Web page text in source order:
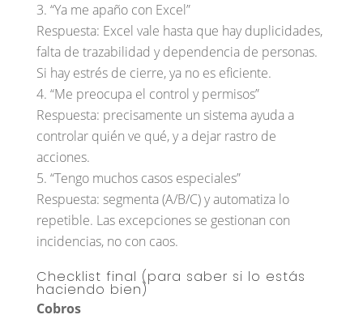
“Ya me apaño con Excel”
Respuesta: Excel vale hasta que hay duplicidades,
falta de trazabilidad y dependencia de personas.
Si hay estrés de cierre, ya no es eficiente.
“Me preocupa el control y permisos”
Respuesta: precisamente un sistema ayuda a
controlar quién ve qué, y a dejar rastro de
acciones.
“Tengo muchos casos especiales”
Respuesta: segmenta (A/B/C) y automatiza lo
repetible. Las excepciones se gestionan con
incidencias, no con caos.
Checklist final (para saber si lo estás
haciendo bien)
Cobros